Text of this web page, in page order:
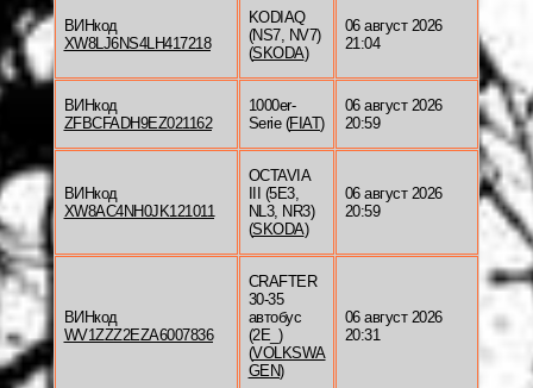
ВИНкод
XW8LJ6NS4LH417218
KODIAQ
(NS7, NV7)
(SKODA)
06 август 2026
21:04
ВИНкод
ZFBCFADH9EZ021162
1000er-
Serie (FIAT)
06 август 2026
20:59
ВИНкод
XW8AC4NH0JK121011
OCTAVIA
III (5E3,
NL3, NR3)
(SKODA)
06 август 2026
20:59
ВИНкод
WV1ZZZ2EZA6007836
CRAFTER
30-35
автобус
(2E_)
(VOLKSWA
GEN)
06 август 2026
20:31